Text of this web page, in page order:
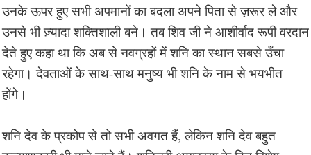
उनके ऊपर हुए सभी अपमानों का बदला अपने पिता से ज़रूर ले और
उनसे भी ज़्यादा शक्तिशाली बने। तब शिव जी ने आशीर्वाद रूपी वरदान
देते हुए कहा था कि अब से नवग्रहों में शनि का स्थान सबसे उँचा
रहेगा। देवताओं के साथ-साथ मनुष्य भी शनि के नाम से भयभीत
होंगे।
शनि देव के प्रकोप से तो सभी अवगत हैं, लेकिन शनि देव बहुत